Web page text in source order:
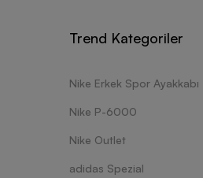
Trend Kategoriler
Nike Erkek Spor Ayakkabı
Nike P-6000
Nike Outlet
adidas Spezial